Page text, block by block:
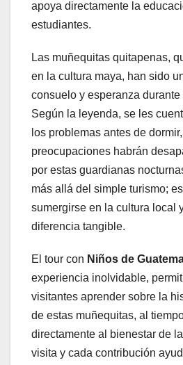
apoya directamente la
estudiantes.
Las muñequitas quitapenas,
en la cultura maya, han sido
consuelo y esperanza
Según la leyenda, se les
los problemas antes de
preocupaciones habrán
por estas guardianas
más allá del simple turismo;
sumergirse en la cultura local
diferencia tangible.
El tour con Niños de
experiencia inolvidable,
visitantes aprender sobre la
de estas muñequitas, al
directamente al bienestar de
visita y cada contribución